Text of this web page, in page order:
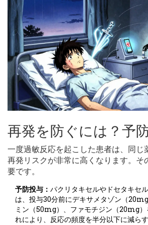
再発を防ぐには？予
一度過敏反応を起こした患者は、同じ
再発リスクが非常に高くなります。そ
要です。
予防投与： パクリタキセルやドセタキセ
は、投与30分前にデキサメタゾン（
ミン（50mg）、ファモチジン（20mg）
れにより、反応の頻度を半分以下に減ら